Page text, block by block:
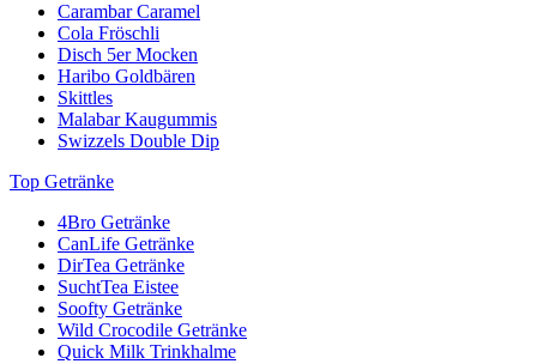
Carambar Caramel
Cola Fröschli
Disch 5er Mocken
Haribo Goldbären
Skittles
Malabar Kaugummis
Swizzels Double Dip
Top Getränke
4Bro Getränke
CanLife Getränke
DirTea Getränke
SuchtTea Eistee
Soofty Getränke
Wild Crocodile Getränke
Quick Milk Trinkhalme